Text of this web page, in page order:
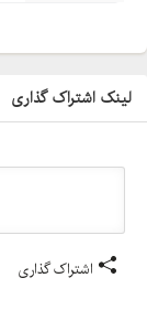
لینک اشتراک گذاری
اشتراک گذاری